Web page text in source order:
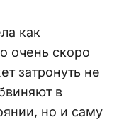
как
очень скоро
затронуть не
в
но и саму